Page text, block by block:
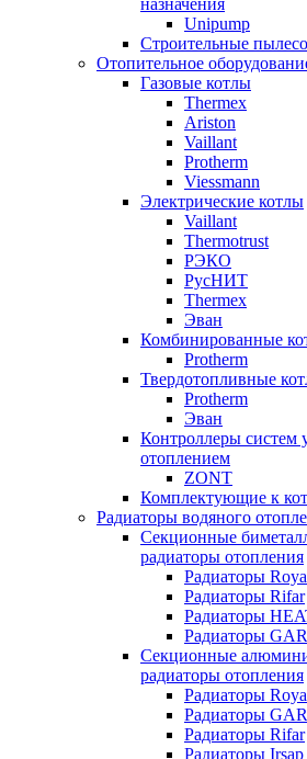
назначения
Unipump
Строительные
Отопительное
Газовые котлы
Thermex
Ariston
Vaillant
Protherm
Viessmann
Электрические котлы
Vaillant
Thermotrust
РЭКО
РусНИТ
Thermex
Эван
Комбинированные
Protherm
Твердотопливные
Protherm
Эван
Контроллеры систем
отоплением
ZONT
Комплектующие к
Радиаторы водяного
Секционные
радиаторы отопления
Радиаторы
Радиаторы Rifar
Радиаторы
Радиаторы
Секционные
радиаторы отопления
Радиаторы
Радиаторы
Радиаторы Rifar
Радиаторы Irsap